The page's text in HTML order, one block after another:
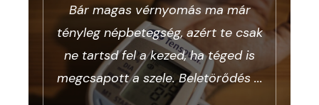
Bár magas vérnyomás ma már
tényleg népbetegség, azért te csak
ne tartsd fel a kezed, ha téged is
megcsapott a szele. Beletörődés ...